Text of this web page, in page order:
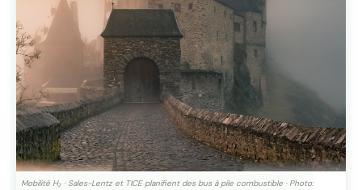
Mobilité H₂ · Sales-Lentz et TICE planifient des bus à pile combustible · Photo: